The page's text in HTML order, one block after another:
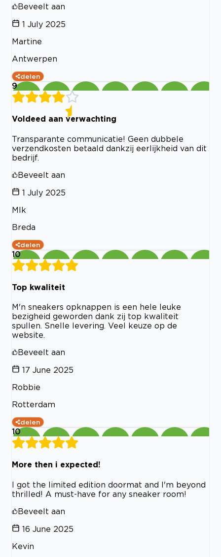
Beveelt aan
1 July 2025
Martine
Antwerpen
delen
9
Voldeed aan verwachting
Transparante communicatie! Geen dubbele
verzendkosten betaald dankzij eerlijkheid van dit
bedrijf.
Beveelt aan
1 July 2025
Mlk
Breda
delen
10
Top kwaliteit
M'n sneakers opknappen is een hele leuke
bezigheid geworden dank zij top kwaliteit
spullen. Snelle levering. Veel keuze op de
website.
Beveelt aan
17 June 2025
Robbie
Rotterdam
delen
10
More then i expected!
I got the limited edition doormat and I'm beyond
thrilled! A must-have for any sneaker room!
Beveelt aan
16 June 2025
Kevin